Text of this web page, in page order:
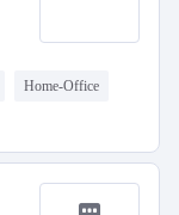
Home-Office